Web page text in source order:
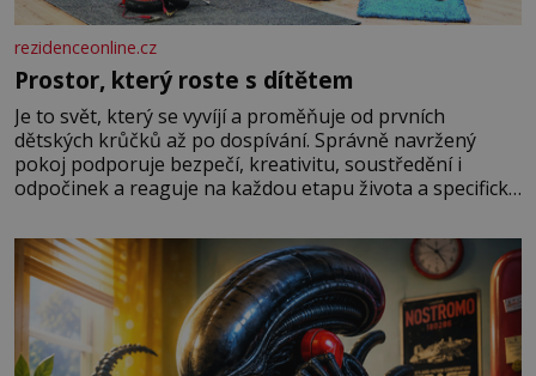
rezidenceonline.cz
Prostor, který roste s dítětem
Je to svět, který se vyvíjí a proměňuje od prvních
dětských krůčků až po dospívání. Správně navržený
pokoj podporuje bezpečí, kreativitu, soustředění i
odpočinek a reaguje na každou etapu života a specifické
měkkost a bezpečí, proto by pokoj miminka měl působit
především klidně a útulně. Předškolní věk je